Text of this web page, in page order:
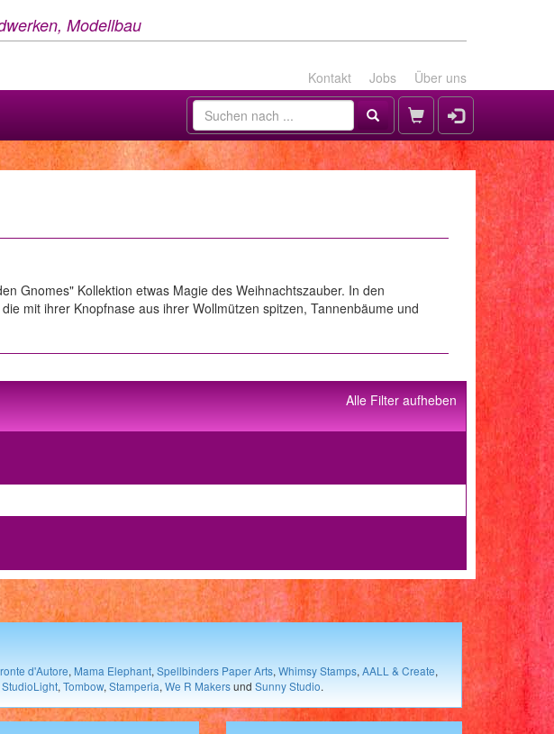
Modellbau
Kontakt Jobs Über uns
Gnomes" Kollektion etwas Magie des Weihnachtszauber. In den
mit ihrer Knopfnase aus ihrer Wollmützen spitzen, Tannenbäume und
Alle Filter aufheben
d'Autore, Mama Elephant, Spellbinders Paper Arts, Whimsy Stamps, AALL & Create,
StudioLight, Tombow, Stamperia, We R Makersund Sunny Studio.